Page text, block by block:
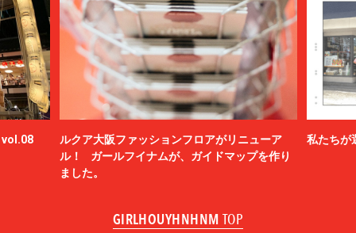
vol.08
ルクア大阪ファッションフロアがリニューア
ル！ ガールフイナムが、ガイドマップを作り
ました。
私たちが
GIRLHOUYHNHNM TOP